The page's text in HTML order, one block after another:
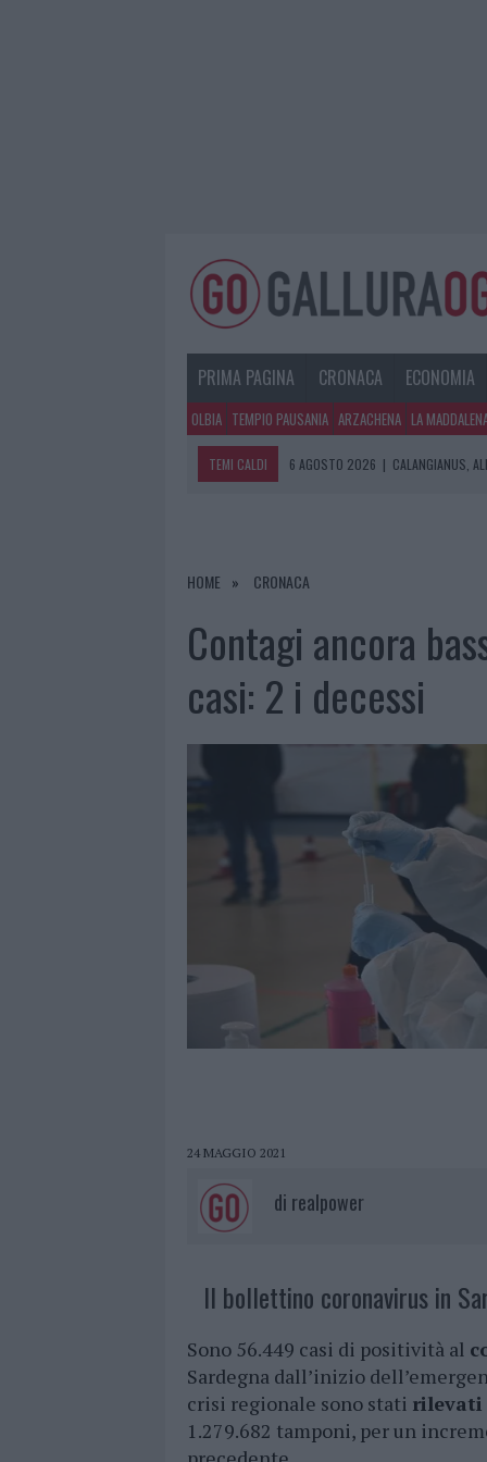
PRIMA PAGINA CRONACA ECONOMIA
OLBIA TEMPIO PAUSANIA ARZACHENA LA
TEMI CALDI 6 AGOSTO 2026 | CALANGIANUS,
PER I TRATTAMENTI LASER NON INVASIVI
6 AGOSTO 2026
ANDREA MURA CONQUISTA
HOME CRONACA
Contagi ancora
casi: 2 i decessi
24 MAGGIO 2021
di realpower
Il bollettino coronavirus in
Sono 56.449 casi di positività al
Sardegna dall’inizio
crisi regionale sono stati rilevati
1.279.682 tamponi, per un